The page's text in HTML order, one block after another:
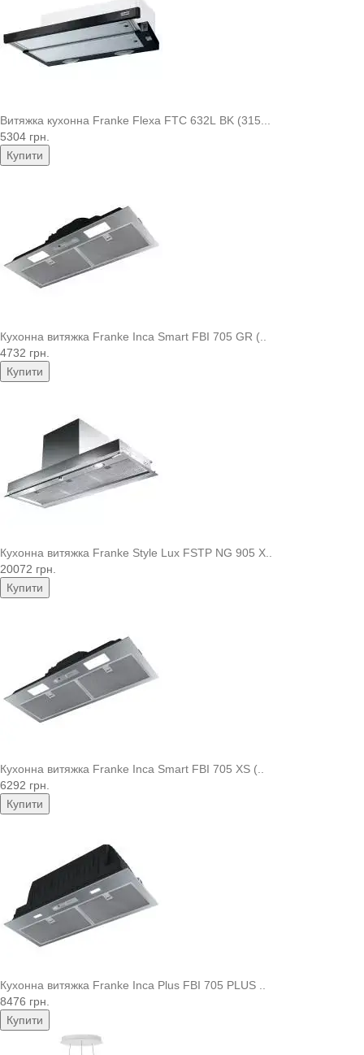
Витяжка кухонна Franke Flexa FTC 632L BK (315...
5304 грн.
Купити
Кухонна витяжка Franke Inca Smart FBI 705 GR (..
4732 грн.
Купити
Кухонна витяжка Franke Style Lux FSTP NG 905 X..
20072 грн.
Купити
Кухонна витяжка Franke Inca Smart FBI 705 XS (..
6292 грн.
Купити
Кухонна витяжка Franke Inca Plus FBI 705 PLUS ..
8476 грн.
Купити